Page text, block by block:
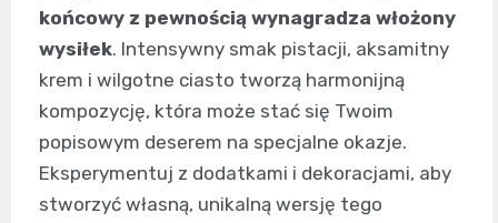
końcowy z pewnością wynagradza włożony
wysiłek. Intensywny smak pistacji, aksamitny
krem i wilgotne ciasto tworzą harmonijną
kompozycję, która może stać się Twoim
popisowym deserem na specjalne okazje.
Eksperymentuj z dodatkami i dekoracjami, aby
stworzyć własną, unikalną wersję tego